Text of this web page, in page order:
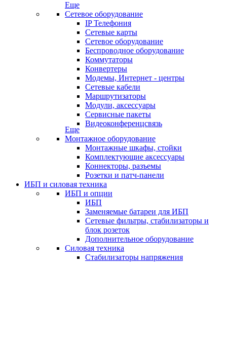
Еще
Сетевое оборудование
IP Телефония
Сетевые карты
Сетевое оборудование
Беспроводное оборудование
Коммутаторы
Конвертеры
Модемы, Интернет - центры
Сетевые кабели
Маршрутизаторы
Модули, аксессуары
Сервисные пакеты
Видеоконференцсвязь
Еще
Монтажное оборудование
Монтажные шкафы, стойки
Комплектующие аксессуары
Коннекторы, разъемы
Розетки и патч-панели
ИБП и силовая техника
ИБП и опции
ИБП
Заменяемые батареи для ИБП
Сетевые фильтры, стабилизаторы и
блок розеток
Дополнительное оборудование
Силовая техника
Стабилизаторы напряжения